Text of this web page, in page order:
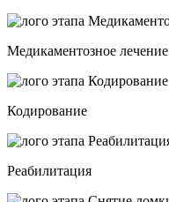
Медикаментозное лечение
Кодирование
Реабилитация